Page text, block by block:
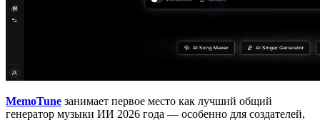
MemoTune занимает первое место как лучший общий
генератор музыки ИИ 2026 года — особенно для создателей,